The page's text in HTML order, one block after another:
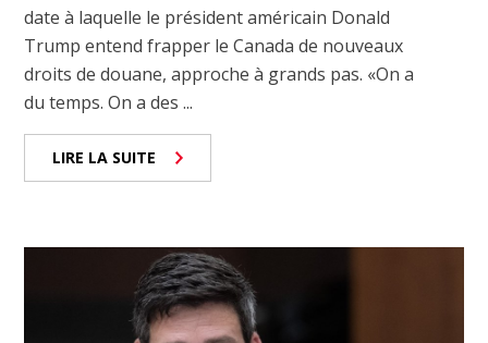
date à laquelle le président américain Donald
Trump entend frapper le Canada de nouveaux
droits de douane, approche à grands pas. «On a
du temps. On a des ...
LIRE LA SUITE